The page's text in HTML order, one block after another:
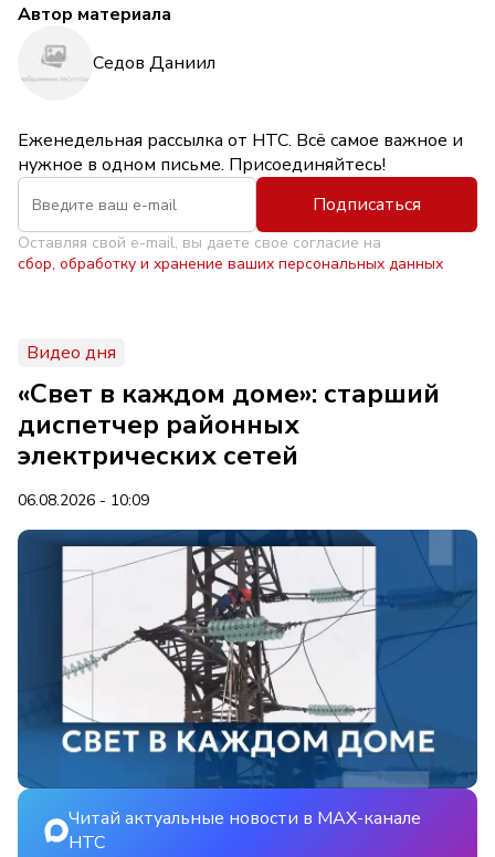
Автор материала
Седов Даниил
Еженедельная рассылка от НТС. Всё самое важное и
нужное в одном письме. Присоединяйтесь!
Подписаться
Оставляя свой e-mail, вы даете свое согласие на
сбор, обработку и хранение ваших персональных данных
Видео дня
«Свет в каждом доме»: старший
диспетчер районных
электрических сетей
06.08.2026 - 10:09
Читай актуальные новости в MAX-канале
НТС